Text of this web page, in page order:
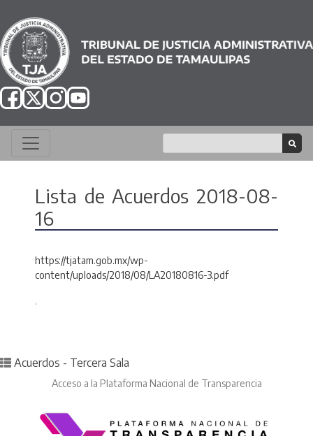
Lista de Acuerdos 2018-08-
16
https://tjatam.gob.mx/wp-
content/uploads/2018/08/LA20180816-3.pdf
.
Posted in
Acuerdos - Tercera Sala
Acceso a la Plataforma Nacional de Transparencia